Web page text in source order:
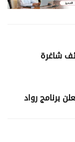
شاغرة
برنامج رواد